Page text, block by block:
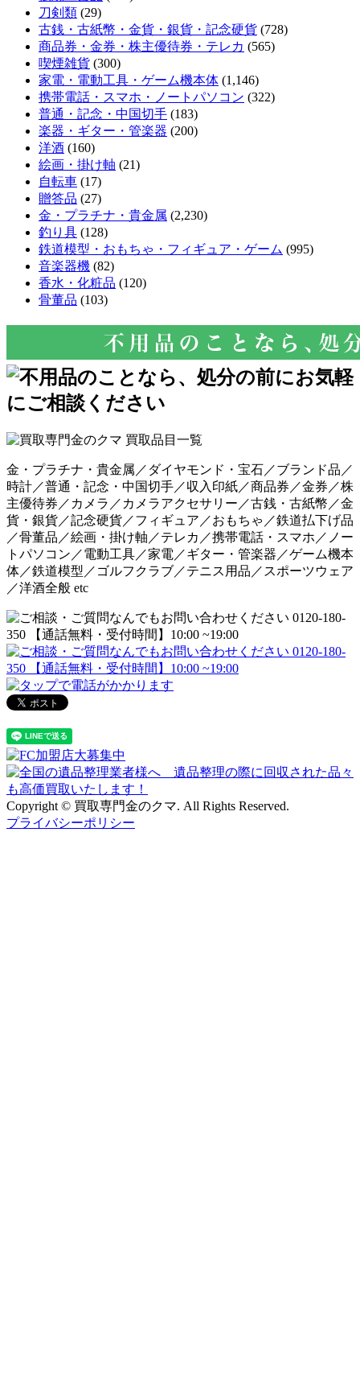
刀剣類 (29)
古銭・古紙幣・金貨・銀貨・記念硬貨 (728)
商品券・金券・株主優待券・テレカ (565)
喫煙雑貨 (300)
家電・電動工具・ゲーム機本体 (1,146)
携帯電話・スマホ・ノートパソコン (322)
普通・記念・中国切手 (183)
楽器・ギター・管楽器 (200)
洋酒 (160)
絵画・掛け軸 (21)
自転車 (17)
贈答品 (27)
金・プラチナ・貴金属 (2,230)
釣り具 (128)
鉄道模型・おもちゃ・フィギュア・ゲーム (995)
音楽器機 (82)
香水・化粧品 (120)
骨董品 (103)
金・プラチナ・貴金属／ダイヤモンド・宝石／ブランド品／
時計／普通・記念・中国切手／収入印紙／商品券／金券／株
主優待券／カメラ／カメラアクセサリー／古銭・古紙幣／金
貨・銀貨／記念硬貨／フィギュア／おもちゃ／鉄道払下げ品
／骨董品／絵画・掛け軸／テレカ／携帯電話・スマホ／ノー
トパソコン／電動工具／家電／ギター・管楽器／ゲーム機本
体／鉄道模型／ゴルフクラブ／テニス用品／スポーツウェア
／洋酒全般 etc
Copyright © 買取専門金のクマ. All Rights Reserved.
プライバシーポリシー